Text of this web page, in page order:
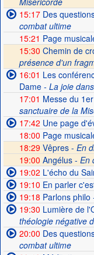
15:17Des
combat ultime
15:21 Page
15:30 Chemin de
présence d'un
16:01 Les
Dame- La joie
17:01 Messe du
sanctuaire de la
17:42 Une page
18:00 Page
18:29 Vêpres - En
19:00 Angélus - En
19:02 L'écho du
19:10 En parler
19:18 Parlons philo
19:30 Lumière de
théologie négative
20:00 Des
combat ultime